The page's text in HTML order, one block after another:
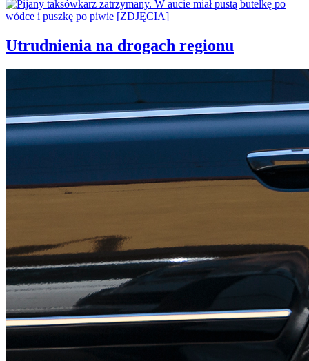
Utrudnienia na drogach regionu